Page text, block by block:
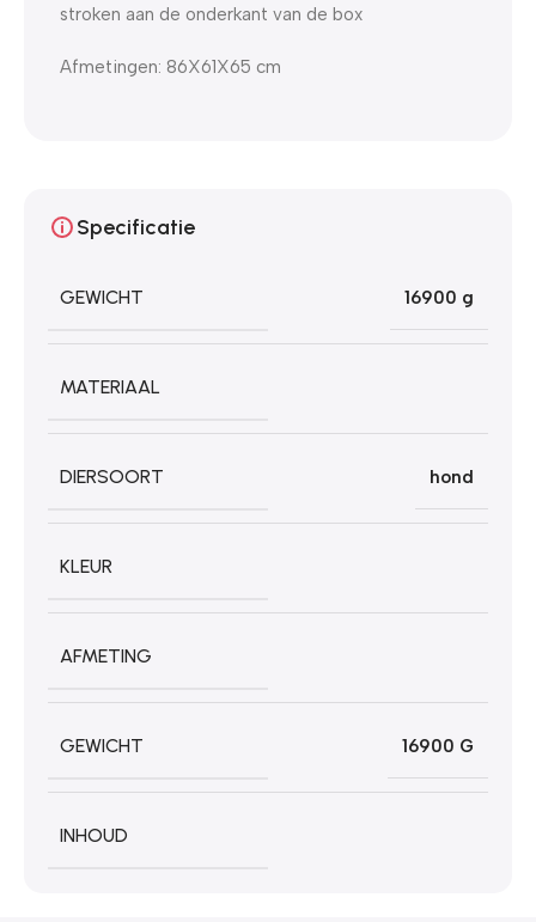
stroken aan de onderkant van de box
Afmetingen: 86X61X65 cm
Specificatie
GEWICHT 16900 g
MATERIAAL
DIERSOORT hond
KLEUR
AFMETING
GEWICHT 16900 G
INHOUD